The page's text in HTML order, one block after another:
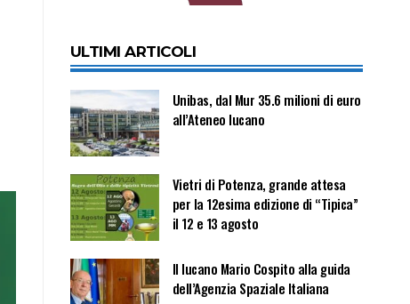
ULTIMI ARTICOLI
Unibas, dal Mur 35.6 milioni di euro
all’Ateneo lucano
Vietri di Potenza, grande attesa
per la 12esima edizione di “Tipica”
il 12 e 13 agosto
Il lucano Mario Cospito alla guida
dell’Agenzia Spaziale Italiana